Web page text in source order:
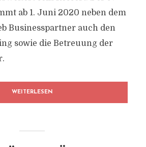
ab 1. Juni 2020 neben dem
Businesspartner auch den
sowie die Betreuung der
WEITERLESEN